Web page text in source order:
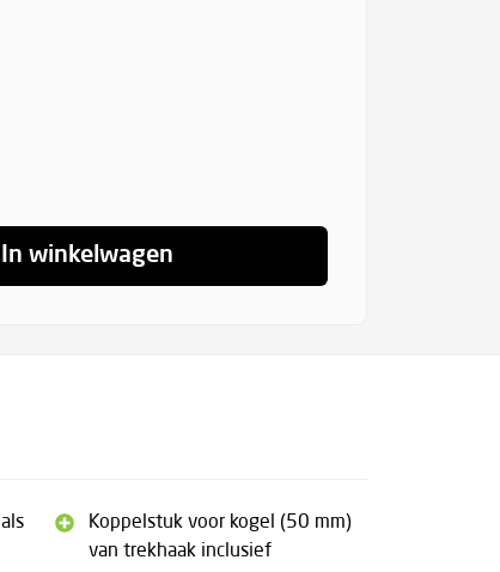
In winkelwagen
Koppelstuk voor kogel (50 mm)
van trekhaak inclusief